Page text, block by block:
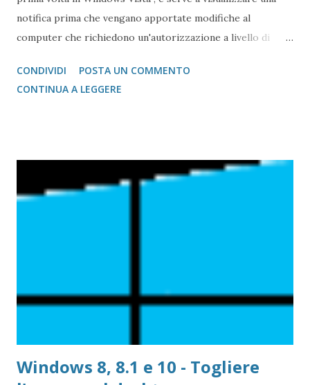
notifica prima che vengano apportate modifiche al
computer che richiedono un'autorizzazione a livello di
CONDIVIDI
POSTA UN COMMENTO
CONTINUA A LEGGERE
Windows 8, 8.1 e 10 - Togliere